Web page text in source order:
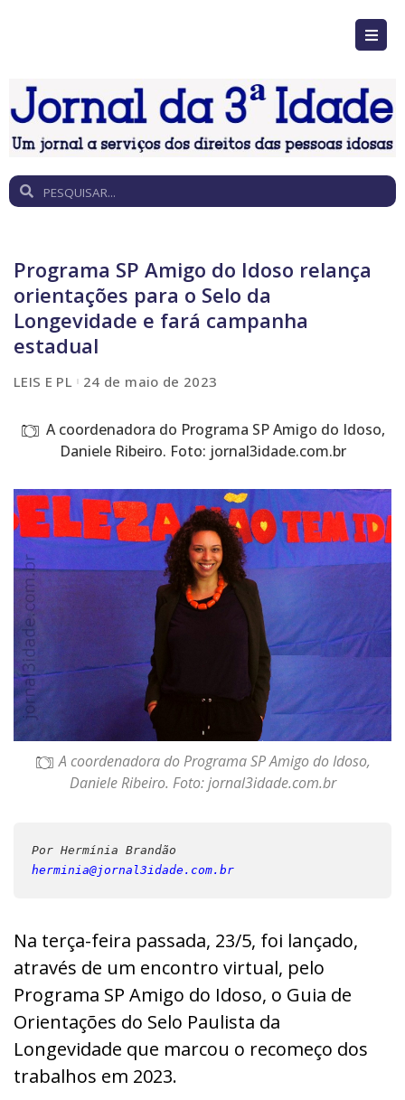
Programa SP Amigo do Idoso relança
orientações para o Selo da
Longevidade e fará campanha
estadual
LEIS E PL 24 de maio de 2023
A coordenadora do Programa SP Amigo do Idoso,
Daniele Ribeiro. Foto: jornal3idade.com.br
A coordenadora do Programa SP Amigo do Idoso,
Daniele Ribeiro. Foto: jornal3idade.com.br
Por Hermínia Brandão
herminia@jornal3idade.com.br
Na terça-feira passada, 23/5, foi lançado,
através de um encontro virtual, pelo
Programa SP Amigo do Idoso, o Guia de
Orientações do Selo Paulista da
Longevidade que marcou o recomeço dos
trabalhos em 2023.